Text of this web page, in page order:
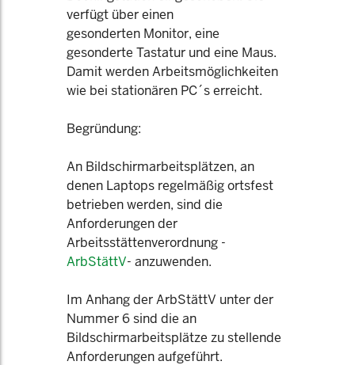
verfügt über einen
gesonderten Monitor, eine
gesonderte Tastatur und eine Maus.
Damit werden Arbeitsmöglichkeiten
wie bei stationären PC´s erreicht.
Begründung:
An Bildschirmarbeitsplätzen, an
denen Laptops regelmäßig ortsfest
betrieben werden, sind die
Anforderungen der
Arbeitsstättenverordnung -
ArbStättV- anzuwenden.
Im Anhang der ArbStättV unter der
Nummer 6 sind die an
Bildschirmarbeitsplätze zu stellende
Anforderungen aufgeführt.